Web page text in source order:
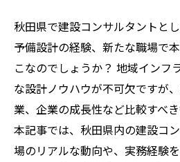
秋田県で建設コンサルタントと
予備設計の経験、新たな職場で
こなのでしょうか？ 地域インフ
な設計ノウハウが不可欠ですが
業、企業の成長性など比較すべき
本記事では、秋田県内の建設コ
場のリアルな動向や、実務経験